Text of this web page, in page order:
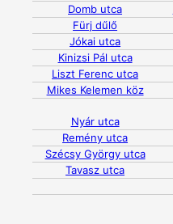
Domb utca
Fürj dűlő
Jókai utca
Kinizsi Pál utca
Liszt Ferenc utca
Mikes Kelemen köz
Nyár utca
Remény utca
Szécsy György utca
Tavasz utca